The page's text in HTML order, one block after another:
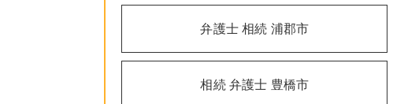
弁護士 相続 浦郡市
相続 弁護士 豊橋市